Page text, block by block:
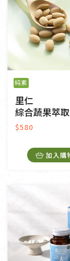
純素
里仁
綜合蔬果萃
$580
加入購